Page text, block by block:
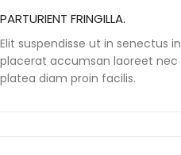
PARTURIENT FRINGILLA.
Elit suspendisse ut in senectus
placerat accumsan laoreet
platea diam proin facilis.